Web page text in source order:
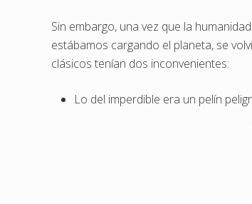
Sin embargo, una vez que la
estábamos cargando el planeta, se
clásicos tenían dos inconvenientes:
Lo del imperdible era un pelín